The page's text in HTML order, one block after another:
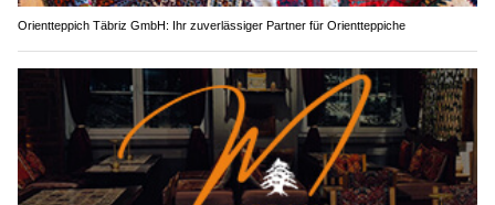
Orientteppich Täbriz GmbH: Ihr zuverlässiger Partner für Orientteppiche